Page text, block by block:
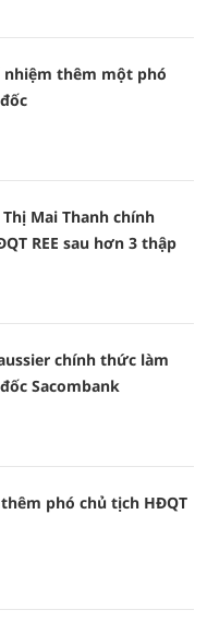
nhiệm thêm một phó
Mai Thanh chính
REE sau hơn 3 thập
chính thức làm
Sacombank
phó chủ tịch HĐQT